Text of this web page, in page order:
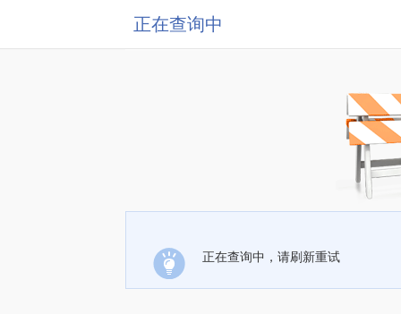
正在查询中
正在查询中，请刷新重试